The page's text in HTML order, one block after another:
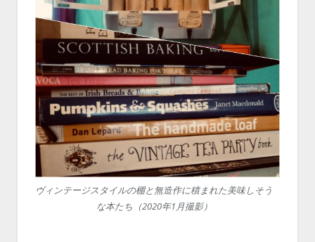
ヴィンテージスタイルの棚と無造作に積まれた美味しそう
な本たち（2020年1月撮影）